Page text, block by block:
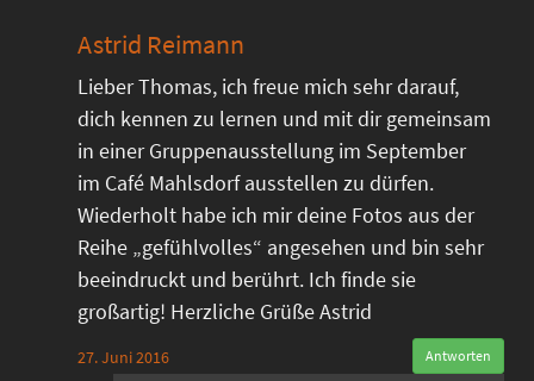
Astrid Reimann
Lieber Thomas, ich freue mich sehr darauf,
dich kennen zu lernen und mit dir gemeinsam
in einer Gruppenausstellung im September
im Café Mahlsdorf ausstellen zu dürfen.
Wiederholt habe ich mir deine Fotos aus der
Reihe „gefühlvolles“ angesehen und bin sehr
beeindruckt und berührt. Ich finde sie
großartig! Herzliche Grüße Astrid
27. Juni 2016 Antworten